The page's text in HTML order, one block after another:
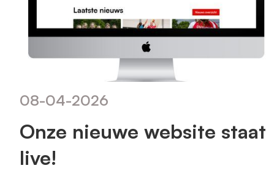
08-04-2026
Onze nieuwe website staat
live!